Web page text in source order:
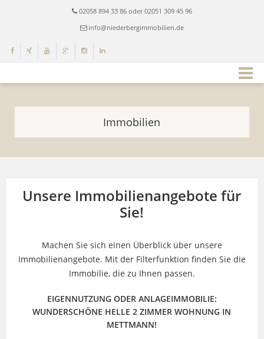
02058 894 33 86 oder 02051 309 45 96
info@niederbergimmobilien.de
Immobilien
Unsere Immobilienangebote für
Sie!
Machen Sie sich einen Überblick über unsere
Immobilienangebote. Mit der Filterfunktion finden Sie die
Immobilie, die zu Ihnen passen.
EIGENNUTZUNG ODER ANLAGEIMMOBILIE:
WUNDERSCHÖNE HELLE 2 ZIMMER WOHNUNG IN
METTMANN!